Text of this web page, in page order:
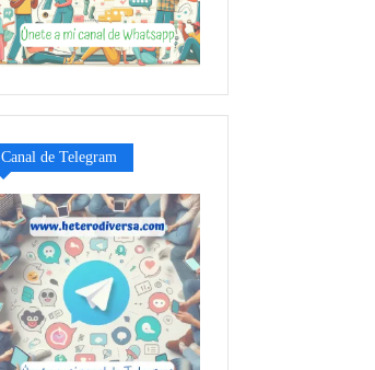
Canal de Telegram